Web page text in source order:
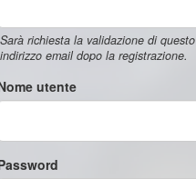
Sarà richiesta la validazione di questo
indirizzo email dopo la registrazione.
utente